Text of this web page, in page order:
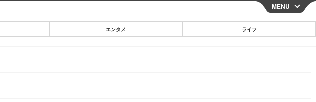
CLOSE
MENU
エンタメ ライフ